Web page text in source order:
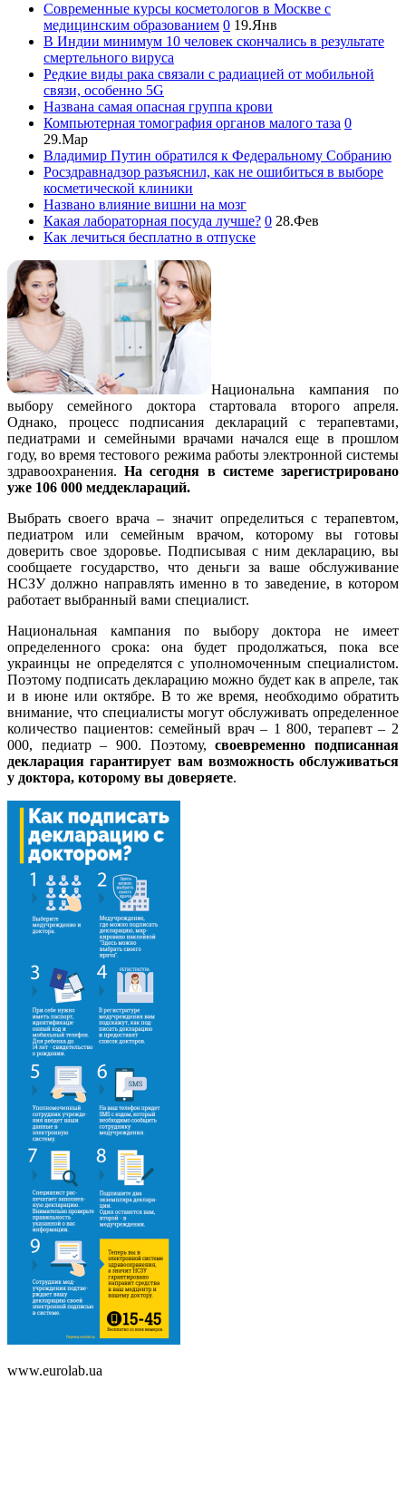
Современные курсы косметологов в Москве с
медицинским образованием 0 19.Янв
В Индии минимум 10 человек скончались в результате
смертельного вируса
Редкие виды рака связали с радиацией от мобильной
связи, особенно 5G
Названа самая опасная группа крови
Компьютерная томография органов малого таза 0
29.Мар
Владимир Путин обратился к Федеральному Собранию
Росздравнадзор разъяснил, как не ошибиться в выборе
косметической клиники
Названо влияние вишни на мозг
Какая лабораторная посуда лучше? 0 28.Фев
Как лечиться бесплатно в отпуске
Национальна кампания по
выбору семейного доктора стартовала второго апреля.
Однако, процесс подписания деклараций с терапевтами,
педиатрами и семейными врачами начался еще в прошлом
году, во время тестового режима работы электронной системы
здравоохранения.На сегодня в системе зарегистрировано
уже 106 000 меддеклараций.
Выбрать своего врача – значит определиться с терапевтом,
педиатром или семейным врачом, которому вы готовы
доверить свое здоровье. Подписывая с ним декларацию, вы
сообщаете государство, что деньги за ваше обслуживание
НСЗУ должно направлять именно в то заведение, в котором
работает выбранный вами специалист.
Национальная кампания по выбору доктора не имеет
определенного срока: она будет продолжаться, пока все
украинцы не определятся с уполномоченным специалистом.
Поэтому подписать декларацию можно будет как в апреле, так
и в июне или октябре. В то же время, необходимо обратить
внимание, что специалисты могут обслуживать определенное
количество пациентов: семейный врач – 1 800, терапевт – 2
000, педиатр – 900. Поэтому,своевременно подписанная
декларация гарантирует вам возможность обслуживаться
у доктора, которому вы доверяете.
www.eurolab.ua